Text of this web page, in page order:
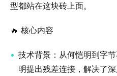
型都站在这块砖上面。
🔥 核心内容
技术背景：从何恺明到字
明提出残差连接，解决了